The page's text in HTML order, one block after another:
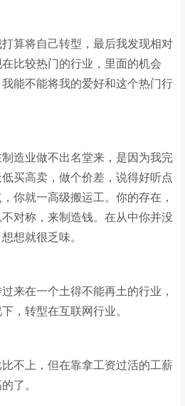
算将自己转型，最后我发现相对
比较热门的行业，里面的机会
能不能将我的爱好和这个热门行
造业做不出名堂来，是因为我完
买高卖，做个价差，说得好听点
你就一高级搬运工。你的存在，
对称，来制造钱。在从中你并没
想就很乏味。
来在一个土得不能再土的行业，
，转型在互联网行业。
不上，但在靠拿工资过活的工薪
了。